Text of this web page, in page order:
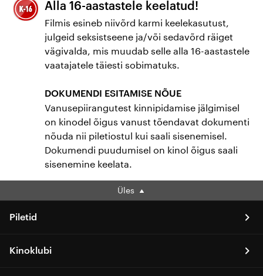
Alla 16-aastastele keelatud!
Filmis esineb niivõrd karmi keelekasutust,
julgeid seksistseene ja/või sedavõrd räiget
vägivalda, mis muudab selle alla 16-aastastele
vaatajatele täiesti sobimatuks.
DOKUMENDI ESITAMISE NÕUE
Vanusepiirangutest kinnipidamise jälgimisel
on kinodel õigus vanust tõendavat dokumenti
nõuda nii piletiostul kui saali sisenemisel.
Dokumendi puudumisel on kinol õigus saali
sisenemine keelata.
Üles
Piletid
Kinoklubi